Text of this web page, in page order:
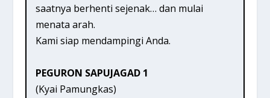
saatnya berhenti sejenak… dan mulai
menata arah.
Kami siap mendampingi Anda.
PEGURON SAPUJAGAD 1
(Kyai Pamungkas)